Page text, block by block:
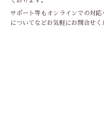
サポート等もオンラインでの対
についてなどお気軽にお問合せく